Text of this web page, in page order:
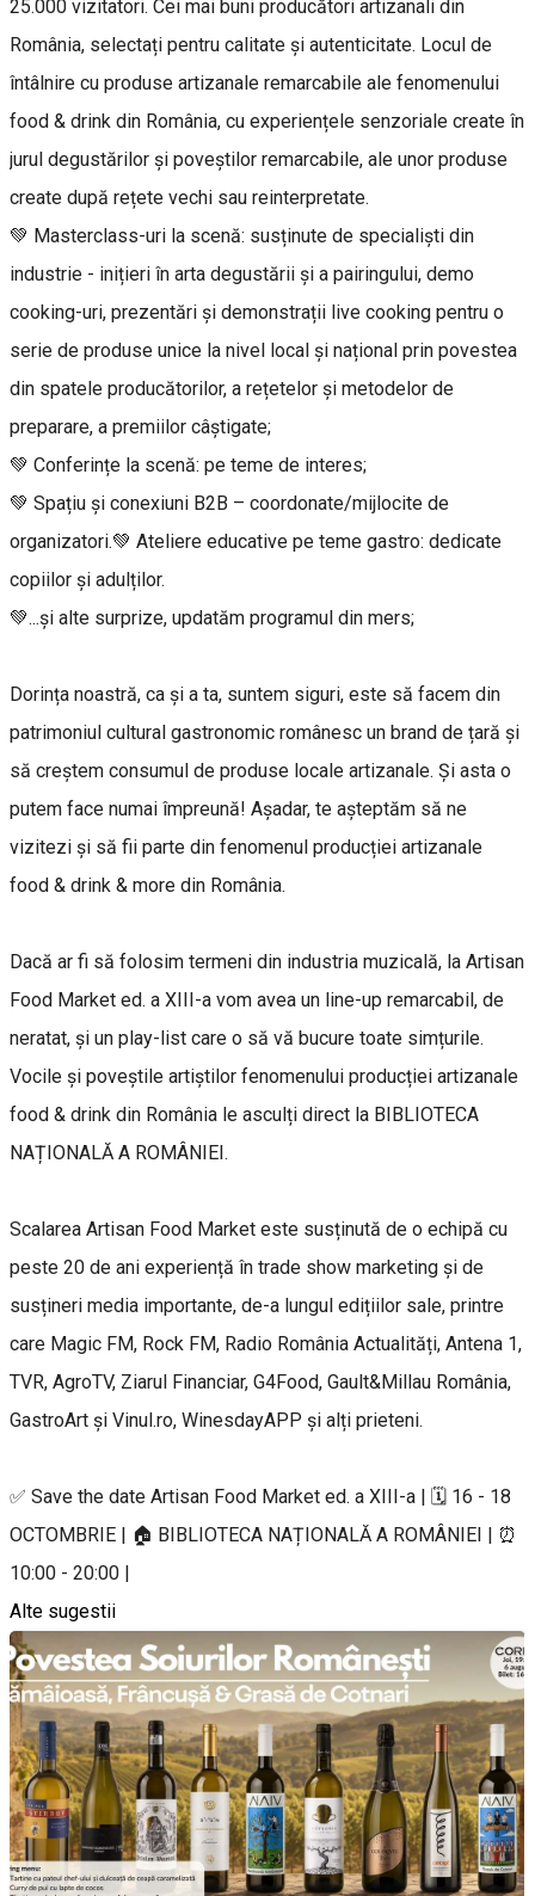
25.000 vizitatori. Cei mai buni producători artizanali din
România, selectați pentru calitate și autenticitate. Locul de
întâlnire cu produse artizanale remarcabile ale fenomenului
food & drink din România, cu experiențele senzoriale create în
jurul degustărilor și poveștilor remarcabile, ale unor produse
create după rețete vechi sau reinterpretate.
💚 Masterclass-uri la scenă: susținute de specialiști din
industrie - inițieri în arta degustării și a pairingului, demo
cooking-uri, prezentări și demonstrații live cooking pentru o
serie de produse unice la nivel local și național prin povestea
din spatele producătorilor, a rețetelor și metodelor de
preparare, a premiilor câștigate;
💚 Conferințe la scenă: pe teme de interes;
💚 Spațiu și conexiuni B2B – coordonate/mijlocite de
organizatori.💚 Ateliere educative pe teme gastro: dedicate
copiilor și adulților.
💚...și alte surprize, updatăm programul din mers;
Dorința noastră, ca și a ta, suntem siguri, este să facem din
patrimoniul cultural gastronomic românesc un brand de țară și
să creștem consumul de produse locale artizanale. Și asta o
putem face numai împreună! Așadar, te așteptăm să ne
vizitezi și să fii parte din fenomenul producției artizanale
food & drink & more din România.
Dacă ar fi să folosim termeni din industria muzicală, la Artisan
Food Market ed. a XIII-a vom avea un line-up remarcabil, de
neratat, și un play-list care o să vă bucure toate simțurile.
Vocile și poveștile artiștilor fenomenului producției artizanale
food & drink din România le asculți direct la BIBLIOTECA
NAȚIONALĂ A ROMÂNIEI.
Scalarea Artisan Food Market este susținută de o echipă cu
peste 20 de ani experiență în trade show marketing și de
susțineri media importante, de-a lungul edițiilor sale, printre
care Magic FM, Rock FM, Radio România Actualități, Antena 1,
TVR, AgroTV, Ziarul Financiar, G4Food, Gault&Millau România,
GastroArt și Vinul.ro, WinesdayAPP și alți prieteni.
✅ Save the date Artisan Food Market ed. a XIII-a | 🗓 16 - 18
OCTOMBRIE | 🏠 BIBLIOTECA NAȚIONALĂ A ROMÂNIEI | ⏰
10:00 - 20:00 |
Alte sugestii